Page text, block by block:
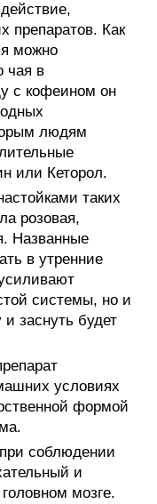
препаратов. Как
можно
чая в
с кофеином он
людям
или Кеторол.
таких
розовая,
Названные
в утренние
системы, но и
заснуть будет
условиях
формой
соблюдении
и
мозге.